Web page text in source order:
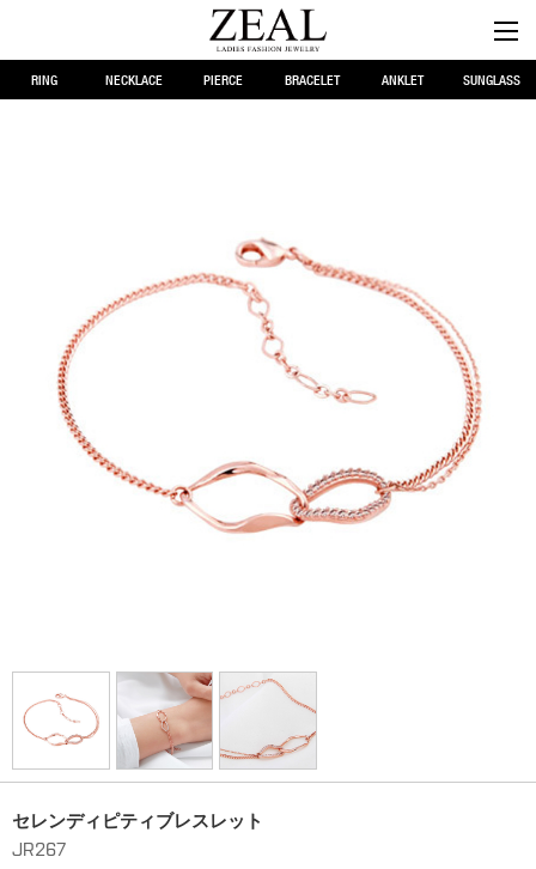
RING NECKLACE PIERCE BRACELET ANKLET SUNGLASS
セレンディピティブレスレット
JR267